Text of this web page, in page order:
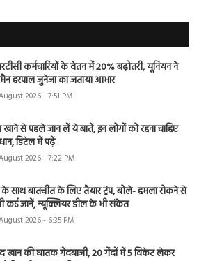
कर्मचारियों के वेतन में 20% बढ़ोतरी, यूनियन ने
हरपाल जुनेजा का जताया आभार
2026 - 7:51 PM
से पहले जान लें ये बातें, इन लोगों को रहना चाहिए
डिटेल में पढ़ें
2026 - 7:22 PM
के साथ बातचीत के लिए तैयार ट्रंप, बोले- हमला रोकने से
कई जानें, न्यूक्लियर डील के भी संकेत
2026 - 6:35 PM
खान की घातक गेंदबाजी, 20 गेंदों में 5 विकेट लेकर